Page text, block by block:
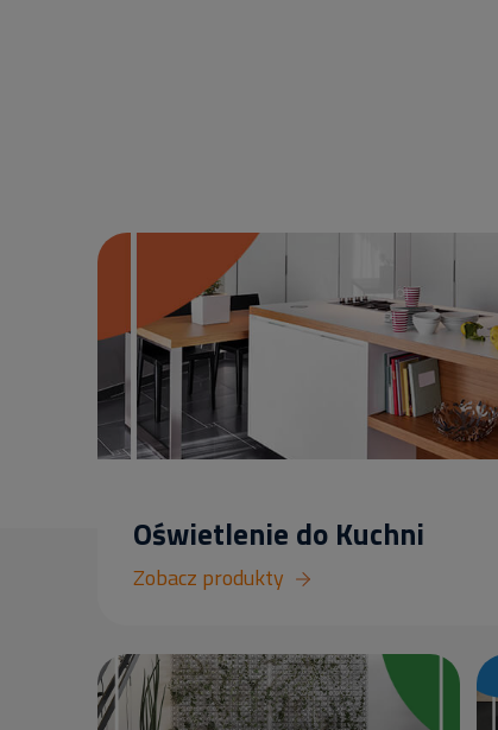
Oświetlenie do Kuchni
Zobacz produkty